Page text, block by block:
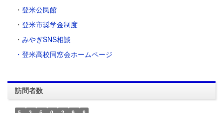
・ 登米公民館
・ 登米市奨学金制度
・ みやぎSNS相談
・登米高校同窓会ホームページ
訪問者数